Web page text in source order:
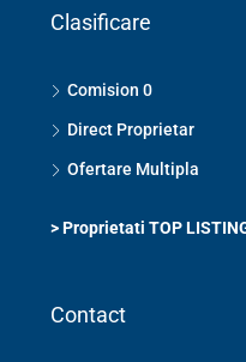
Clasificare
Comision 0
Direct Proprietar
Ofertare Multipla
>Proprietati TOP
Contact